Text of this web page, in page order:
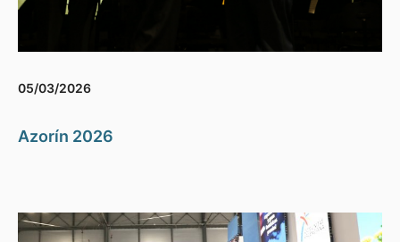
05/03/2026
Azorín 2026